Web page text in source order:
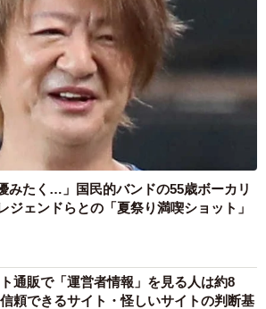
みたく…」国民的バンドの55歳ボーカリ
ェンドらとの「夏祭り満喫ショット」
通販で「運営者情報」を見る人は約8
頼できるサイト・怪しいサイトの判断基